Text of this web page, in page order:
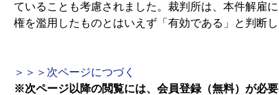
ていることも考慮されました。裁判所は、本件解雇
権を濫用したものとはいえず「有効である」と判断し
＞＞＞次ページにつづく
※次ページ以降の閲覧には、会員登録（無料）が必